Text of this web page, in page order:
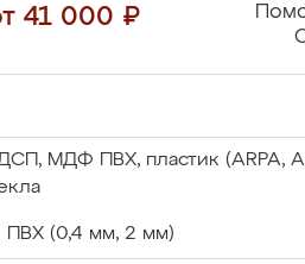
41 000 ₽
МДФ ПВХ, пластик (ARPA,
ПВХ (0,4 мм, 2 мм)